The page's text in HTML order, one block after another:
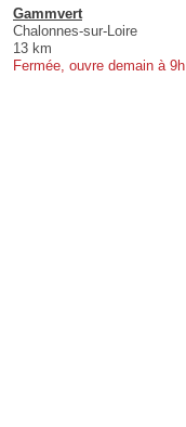
Gammvert
Chalonnes-sur-Loire
13 km
Fermée, ouvre demain à 9h